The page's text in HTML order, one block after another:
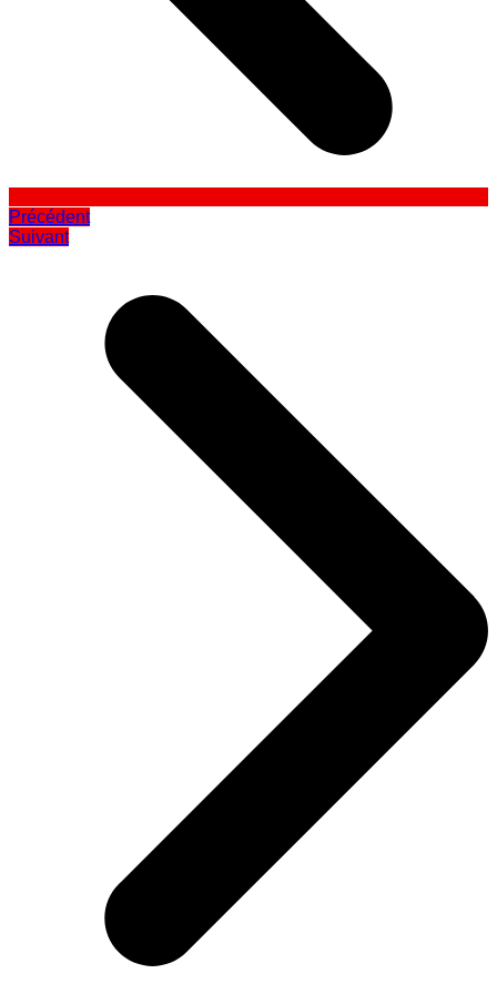
Précédent
Suivant